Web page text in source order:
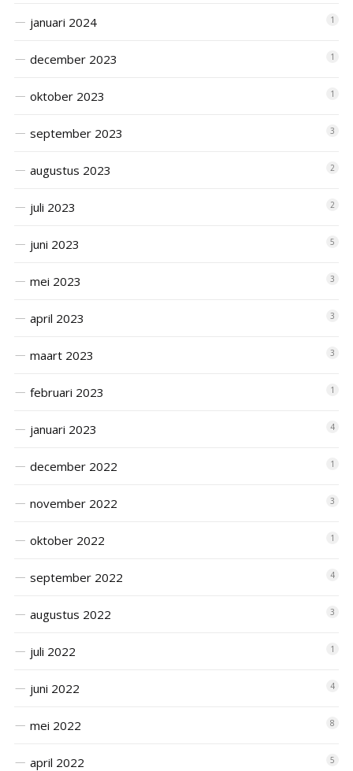
januari 2024 1
december 2023 1
oktober 2023 1
september 2023 3
augustus 2023 2
juli 2023 2
juni 2023 5
mei 2023 3
april 2023 3
maart 2023 3
februari 2023 1
januari 2023 4
december 2022 1
november 2022 3
oktober 2022 1
september 2022 4
augustus 2022 3
juli 2022 1
juni 2022 4
mei 2022 8
april 2022 5